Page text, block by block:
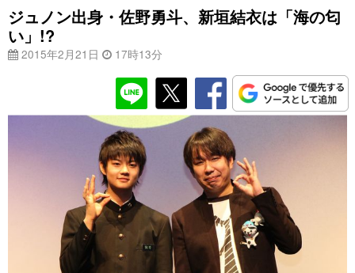
ジュノン出身・佐野勇斗、新垣結衣は「海の匂
い」!?
2015年2月21日 17時13分